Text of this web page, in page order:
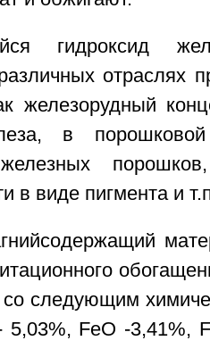
гидроксид
отраслях
железорудный
в
железных
в виде пигмента и
следующим
5,03%, FeO -3,41%,